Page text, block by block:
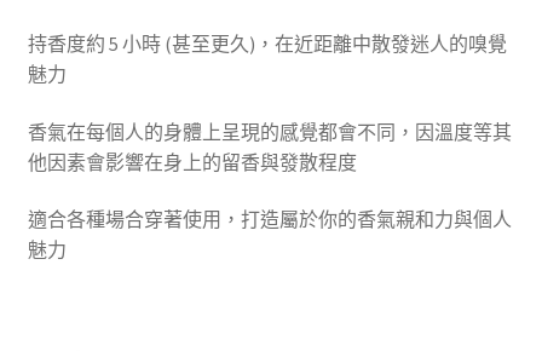
持香度約 5 小時 (甚至更久)，在近距離中散發迷人的嗅覺
魅力
香氣在每個人的身體上呈現的感覺都會不同，因溫度等其
他因素會影響在身上的留香與發散程度
適合各種場合穿著使用，打造屬於你的香氣親和力與個人
魅力